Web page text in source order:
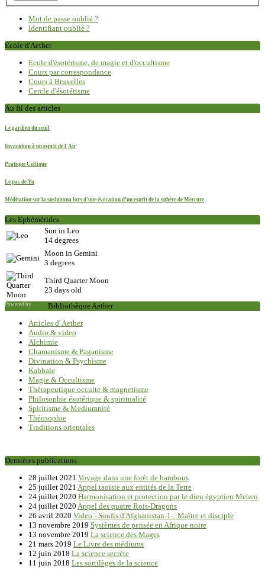
Mot de passe oublié ?
Identifiant oublié ?
Ecole d'Aether
Ecole d'ésotérisme, de magie et d'occultisme
Cours par correspondance
Cours à Bruxelles
Cercle d'ésotérisme
Au fil des articles
Le gardien du seuil
Invocation à un esprit de l'Air
Pratique Celtique
Le pas de Yu
Méditation sur la sushumna lors d'une évocation d’un esprit de la sphère de Mercure
Les Ephémérides
Sun in Leo
14 degrees
Moon in Gemini
3 degrees
Third Quarter Moon
23 days old
Powered by
Bibliothèque Aether
Articles d' Aether
Audio & video
Alchimie
Chamanisme & Paganisme
Divination & Psychisme
Kabbale
Magie & Occultisme
Thérapeutique occulte & magnetisme
Philosophie ésotérique & spiritualité
Spiritisme & Mediumnité
Théosophie
Traditions orientales
Dernières publications
28 juillet 2021 Voyage dans une forêt de bambous
25 juillet 2021 Appel taoïste aux entités de la Terre
24 juillet 2020 Harmonisation et protection par le dieu égyptien Mehen
24 juillet 2020 Appel des quatre Rois-Dragons
26 avril 2020 Video - Soufis d'Afghanistan-1-: Maître et disciple
13 novembre 2019 Systèmes de pensée en Afrique noire
13 novembre 2019 La science des Mages
21 mars 2019 Le Livre des médiums
12 juin 2018 La science secrète
11 juin 2018 Les sortilèges de la science